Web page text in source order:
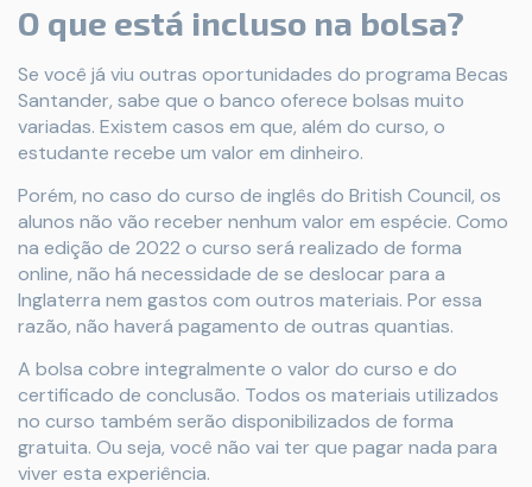
O que está incluso na bolsa?
Se você já viu outras oportunidades do programa Becas
Santander, sabe que o banco oferece bolsas muito
variadas. Existem casos em que, além do curso, o
estudante recebe um valor em dinheiro.
Porém, no caso do curso de inglês do British Council, os
alunos não vão receber nenhum valor em espécie. Como
na edição de 2022 o curso será realizado de forma
online, não há necessidade de se deslocar para a
Inglaterra nem gastos com outros materiais. Por essa
razão, não haverá pagamento de outras quantias.
A bolsa cobre integralmente o valor do curso e do
certificado de conclusão. Todos os materiais utilizados
no curso também serão disponibilizados de forma
gratuita. Ou seja, você não vai ter que pagar nada para
viver esta experiência.